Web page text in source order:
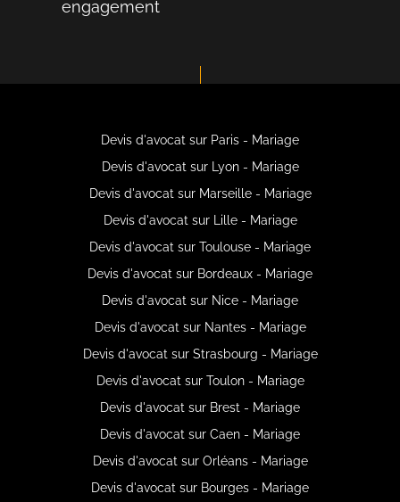
engagement
Devis d'avocat sur Paris - Mariage
Devis d'avocat sur Lyon - Mariage
Devis d'avocat sur Marseille - Mariage
Devis d'avocat sur Lille - Mariage
Devis d'avocat sur Toulouse - Mariage
Devis d'avocat sur Bordeaux - Mariage
Devis d'avocat sur Nice - Mariage
Devis d'avocat sur Nantes - Mariage
Devis d'avocat sur Strasbourg - Mariage
Devis d'avocat sur Toulon - Mariage
Devis d'avocat sur Brest - Mariage
Devis d'avocat sur Caen - Mariage
Devis d'avocat sur Orléans - Mariage
Devis d'avocat sur Bourges - Mariage